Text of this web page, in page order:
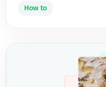
How to